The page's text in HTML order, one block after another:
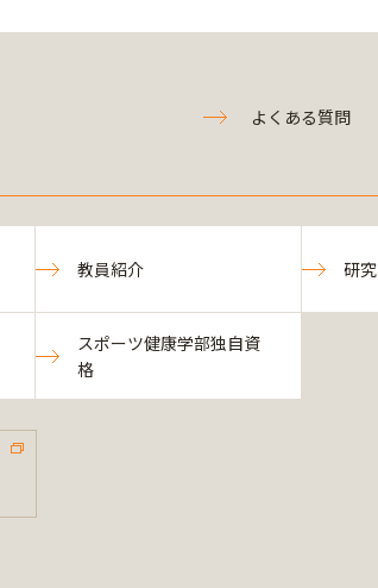
よくある質問
教員紹介 研究
スポーツ健康学部独自資
格